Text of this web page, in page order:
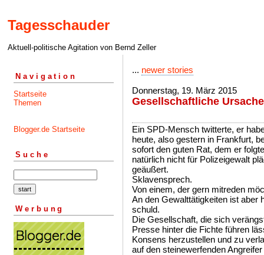
Tagesschauder
Aktuell-politische Agitation von Bernd Zeller
Navigation
Startseite
Themen
Blogger.de Startseite
Suche
Werbung
... newer stories
Donnerstag, 19. März 2015
Gesellschaftliche
Ein SPD-Mensch twitterte, er
heute, also gestern in Frankfurt,
sofort den guten Rat, dem er
natürlich nicht für Polizeigewalt
geäußert.
Sklavensprech.
Von einem, der gern mitreden
An den Gewalttätigkeiten ist aber
schuld.
Die Gesellschaft, die sich
Presse hinter die Fichte führen
Konsens herzustellen und zu
auf den steinewerfenden